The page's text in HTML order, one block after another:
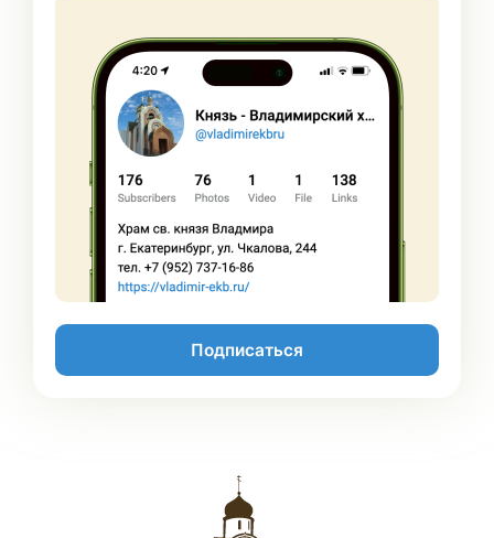
Подписаться